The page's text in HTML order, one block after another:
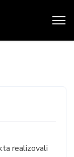
realizovali